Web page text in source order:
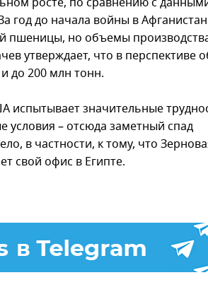
год до начала войны в
пшеницы, но объемы
утверждает, что в перспективе
до 200 млн тонн.
испытывает значительные
условия – отсюда заметный спад
в частности, к тому, что
свой офис в Египте.